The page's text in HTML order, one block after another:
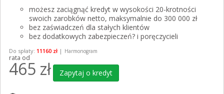
możesz zaciągnąć kredyt w wysokości 20-krotności
swoich zarobków netto, maksymalnie do 300 000 zł
bez zaświadczeń dla stałych klientów
bez dodatkowych zabezpieczeń? i poręczycieli
Do spłaty: 11160 zł | Harmonogram
rata od
465 zł Zapytaj o kredyt